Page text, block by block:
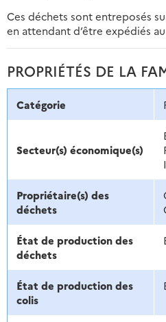
Ces déchets sont entreposés
en attendant d’être expédiés
PROPRIÉTÉS DE LA
Catégorie
Secteur(s) économique(s)
Propriétaire(s) des
déchets
État de production des
déchets
État de production des
colis